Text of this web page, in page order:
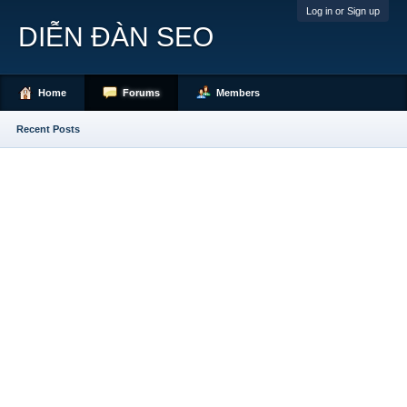
Log in or Sign up
DIỄN ĐÀN SEO
Home Forums
Recent Posts
Members